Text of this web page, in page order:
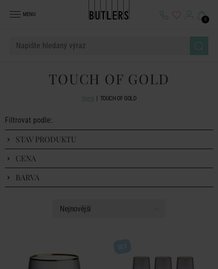
MENU
0
TOUCH OF GOLD
Domů TOUCH OF GOLD
Filtrovat podle:
STAV PRODUKTU
CENA
BARVA